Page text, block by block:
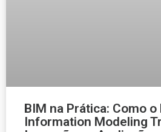
BIM na Prática: Como o
Information Modeling